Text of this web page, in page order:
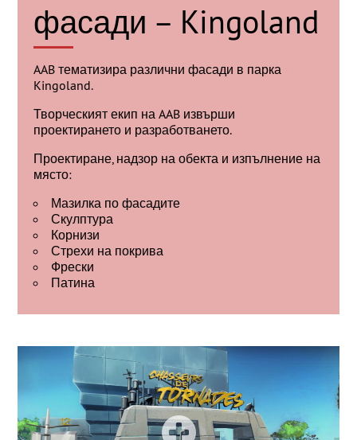
фасади – Kingoland
AAB тематизира различни фасади в парка
Kingoland.
Творческият екип на AAB извърши
проектирането и разработването.
Проектиране, надзор на обекта и изпълнение на
място:
Мазилка по фасадите
Скулптура
Корнизи
Стрехи на покрива
Фрески
Патина